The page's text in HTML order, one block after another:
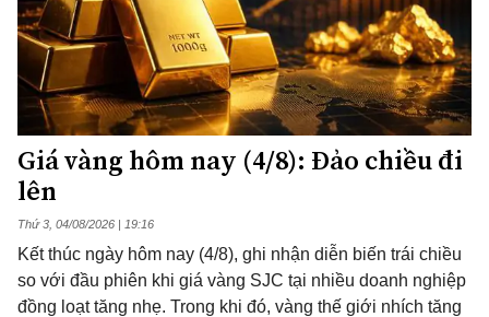
Giá vàng hôm nay (4/8): Đảo chiều đi
lên
Thứ 3, 04/08/2026 | 19:16
Kết thúc ngày hôm nay (4/8), ghi nhận diễn biến trái chiều
so với đầu phiên khi giá vàng SJC tại nhiều doanh nghiệp
đồng loạt tăng nhẹ. Trong khi đó, vàng thế giới nhích tăng